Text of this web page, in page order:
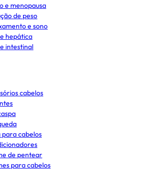
e menopausa
de peso
e sono
hepática
intestinal
cabelos
para cabelos
de pentear
para cabelos